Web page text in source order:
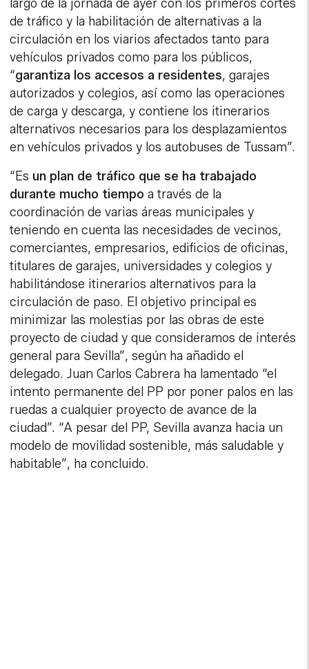
largo de la jornada de ayer con los primeros cortes
de tráfico y la habilitación de alternativas a la
circulación en los viarios afectados tanto para
vehículos privados como para los públicos,
“garantiza los accesos a residentes, garajes
autorizados y colegios, así como las operaciones
de carga y descarga, y contiene los itinerarios
alternativos necesarios para los desplazamientos
en vehículos privados y los autobuses de Tussam”.
“Es un plan de tráfico que se ha trabajado
durante mucho tiempoa través de la
coordinación de varias áreas municipales y
teniendo en cuenta las necesidades de vecinos,
comerciantes, empresarios, edificios de oficinas,
titulares de garajes, universidades y colegios y
habilitándose itinerarios alternativos para la
circulación de paso. El objetivo principal es
minimizar las molestias por las obras de este
proyecto de ciudad y que consideramos de interés
general para Sevilla”, según ha añadido el
delegado. Juan Carlos Cabrera ha lamentado “el
intento permanente del PP por poner palos en las
ruedas a cualquier proyecto de avance de la
ciudad”. “A pesar del PP, Sevilla avanza hacia un
modelo de movilidad sostenible, más saludable y
habitable”, ha concluido.